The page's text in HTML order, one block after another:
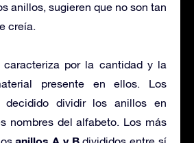
anillos, sugieren que no son tan
creía.
caracteriza por la cantidad y la
presente en ellos. Los
decidido dividir los anillos en
nombres del alfabeto. Los más